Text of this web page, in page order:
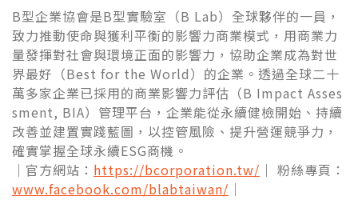
B型企業協會是B型實驗室（B Lab）全球夥伴的一員，
致力推動使命與獲利平衡的影響力商業模式，用商業力
量發揮對社會與環境正面的影響力，協助企業成為對世
界最好（Best for the World）的企業。透過全球二十
萬多家企業已採用的商業影響力評估（B Impact Asses
sment, BIA）管理平台，企業能從永續健檢開始、持續
改善並建置實踐藍圖，以控管風險、提升營運競爭力，
確實掌握全球永續ESG商機。
｜官方網站： https://bcorporation.tw/ ｜ 粉絲專頁：
www.facebook.com/blabtaiwan/ ｜